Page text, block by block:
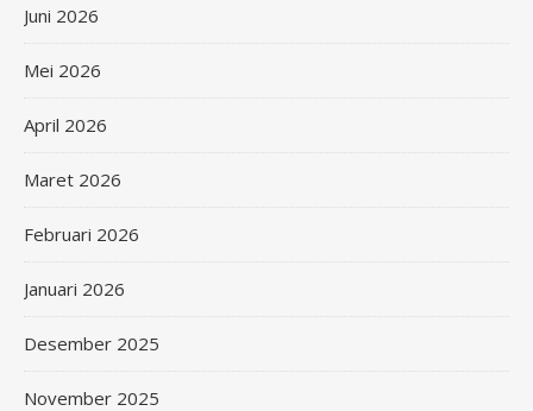
Juni 2026
Mei 2026
April 2026
Maret 2026
Februari 2026
Januari 2026
Desember 2025
November 2025